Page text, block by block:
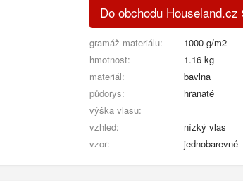
Do obchodu Houseland.cz
gramáž materiálu:
1000 g/m2
hmotnost:
1.16 kg
materiál:
bavlna
půdorys:
hranaté
výška vlasu:
vzhled:
nízký vlas
vzor:
jednobarevné